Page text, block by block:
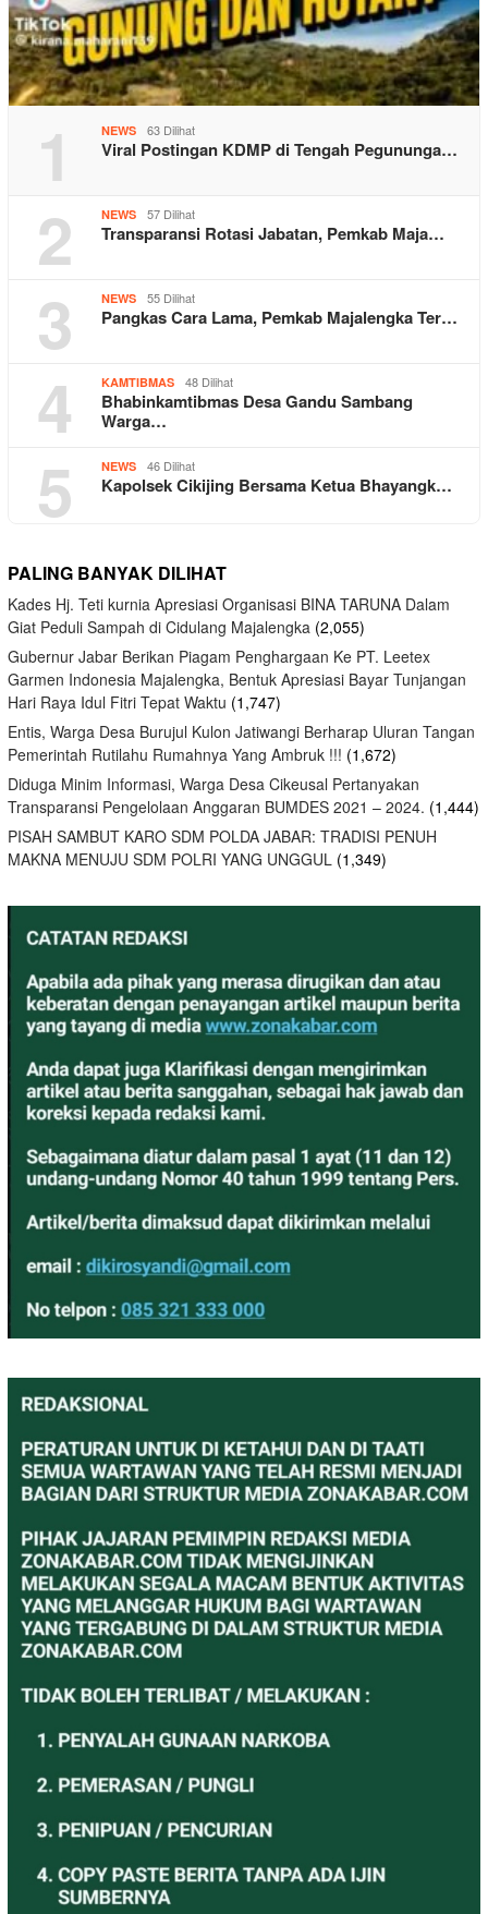
1 NEWS 63 Dilihat
Viral Postingan KDMP di Tengah Pegununga…
2 NEWS 57 Dilihat
Transparansi Rotasi Jabatan, Pemkab Maja…
3 NEWS 55 Dilihat
Pangkas Cara Lama, Pemkab Majalengka Ter…
4 KAMTIBMAS 48 Dilihat
Bhabinkamtibmas Desa Gandu Sambang
Warga…
5 NEWS 46 Dilihat
Kapolsek Cikijing Bersama Ketua Bhayangk…
PALING BANYAK DILIHAT
Kades Hj. Teti kurnia Apresiasi Organisasi BINA TARUNA Dalam
Giat Peduli Sampah di Cidulang Majalengka (2,055)
Gubernur Jabar Berikan Piagam Penghargaan Ke PT. Leetex
Garmen Indonesia Majalengka, Bentuk Apresiasi Bayar Tunjangan
Hari Raya Idul Fitri Tepat Waktu (1,747)
Entis, Warga Desa Burujul Kulon Jatiwangi Berharap Uluran Tangan
Pemerintah Rutilahu Rumahnya Yang Ambruk !!! (1,672)
Diduga Minim Informasi, Warga Desa Cikeusal Pertanyakan
Transparansi Pengelolaan Anggaran BUMDES 2021 – 2024. (1,444)
PISAH SAMBUT KARO SDM POLDA JABAR: TRADISI PENUH
MAKNA MENUJU SDM POLRI YANG UNGGUL (1,349)